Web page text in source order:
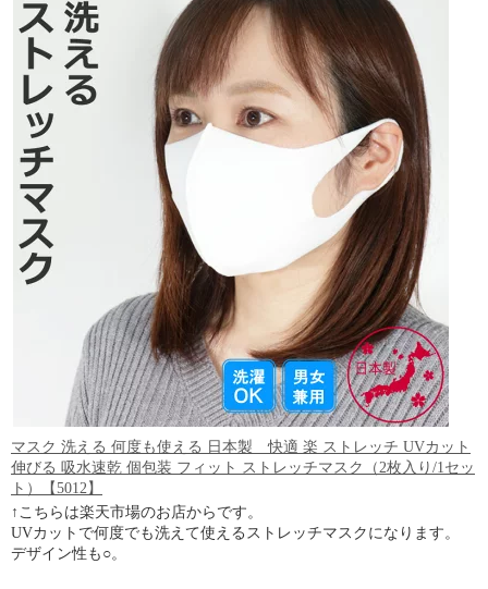
マスク 洗える 何度も使える 日本製 快適 楽 ストレッチ UVカット
伸びる 吸水速乾 個包装 フィット ストレッチマスク（2枚入り/1セッ
ト）【5012】
↑こちらは楽天市場のお店からです。
UVカットで何度でも洗えて使えるストレッチマスクになります。
デザイン性も○。